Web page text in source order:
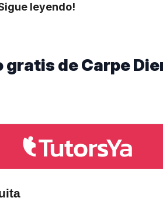
leyendo!
de Carpe